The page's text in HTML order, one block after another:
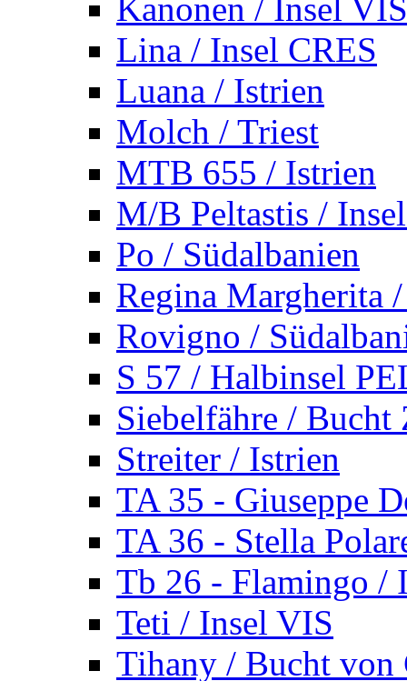
Kanonen / Insel VIS
Lina / Insel CRES
Luana / Istrien
Molch / Triest
MTB 655 / Istrien
M/B Peltastis /
Po / Südalbanien
Regina Margherita
Rovigno /
S 57 / Halbinsel
Siebelfähre / Bucht
Streiter / Istrien
TA 35 - Giuseppe
TA 36 - Stella
Tb 26 - Flamingo /
Teti / Insel VIS
Tihany / Bucht von